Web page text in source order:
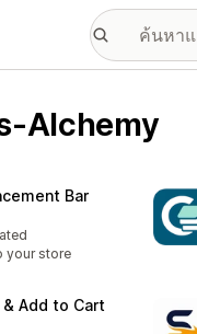
Alchemy
Bar
your store
Add to Cart